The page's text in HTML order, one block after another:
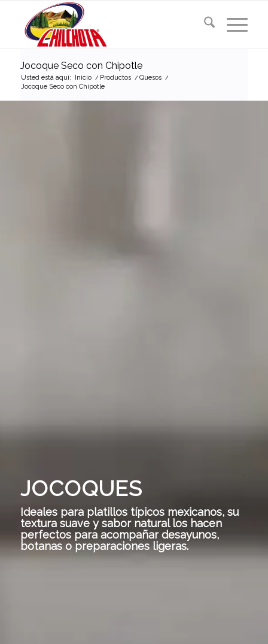
Jocoque Seco con Chipotle
Usted está aquí: Inicio / Productos / Quesos /
Jocoque Seco con Chipotle
JOCOQUES
Ideales para platillos típicos mexicanos, su
textura suave y sabor natural los hacen
perfectos para acompañar desayunos,
botanas o preparaciones ligeras.